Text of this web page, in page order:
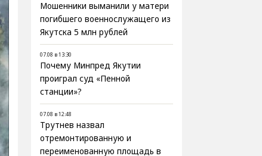
Мошенники выманили у матери
погибшего военнослужащего из
Якутска 5 млн рублей
07.08 в 13:30
Почему Минпред Якутии
проиграл суд «Пенной
станции»?
07.08 в 12:48
Трутнев назвал
отремонтированную и
переименованную площадь в